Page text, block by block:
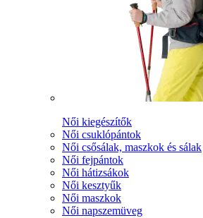
Női kiegészítők
Női csuklópántok
Női csősálak, maszkok és sálak
Női fejpántok
Női hátizsákok
Női kesztyűk
Női maszkok
Női napszemüveg